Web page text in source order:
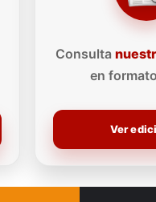
Consulta
en
Ver